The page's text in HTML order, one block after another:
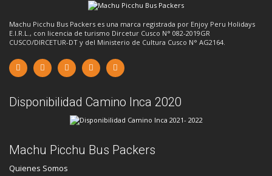
Machu Picchu Bus Packers es una marca registrada por Enjoy Peru Holidays
E.I.R.L., con licencia de turismo Dircetur Cusco N° 082-2019GR
CUSCO/DIRCETUR-DT y del Ministerio de Cultura Cusco N° AG2164.
Disponibilidad Camino Inca 2020
Machu Picchu Bus Packers
Quienes Somos